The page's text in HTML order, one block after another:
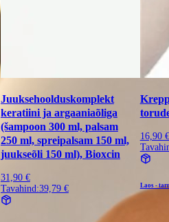
Juuksehoolduskomplekt
keratiini ja argaaniaõliga
(šampoon 300 ml, palsam
250 ml, spreipalsam 150 ml,
juukseõli 150 ml), Bioxcin
31,90 €
Tavahind:39,79 €
16,90 €
Laos -